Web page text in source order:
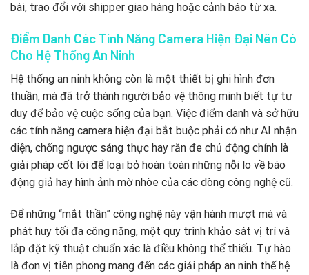
bài, trao đổi với shipper giao hàng hoặc cảnh báo từ xa.
Điểm Danh Các Tính Năng Camera Hiện Đại Nên Có
Cho Hệ Thống An Ninh
Hệ thống an ninh không còn là một thiết bị ghi hình đơn
thuần, mà đã trở thành người bảo vệ thông minh biết tự tư
duy để bảo vệ cuộc sống của bạn. Việc điểm danh và sở hữu
các tính năng camera hiện đại bắt buộc phải có như AI nhận
diện, chống ngược sáng thực hay răn đe chủ động chính là
giải pháp cốt lõi để loại bỏ hoàn toàn những nỗi lo về báo
động giả hay hình ảnh mờ nhòe của các dòng công nghệ cũ.
Để những “mắt thần” công nghệ này vận hành mượt mà và
phát huy tối đa công năng, một quy trình khảo sát vị trí và
lắp đặt kỹ thuật chuẩn xác là điều không thể thiếu. Tự hào
là đơn vị tiên phong mang đến các giải pháp an ninh thế hệ